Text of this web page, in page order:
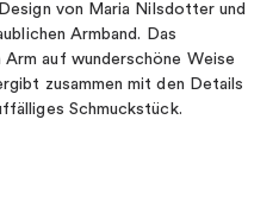
von Maria Nilsdotter und
Armband. Das
auf wunderschöne Weise
zusammen mit den Details
Schmuckstück.